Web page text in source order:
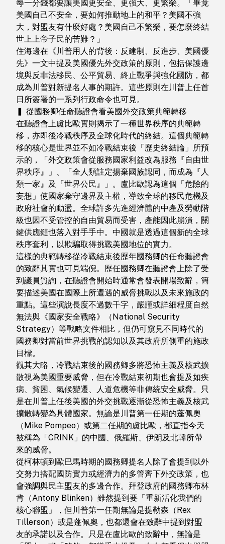
每一分錢都要讓美國更安全、更強大、更繁榮。「畢竟
美國自己不安全，要如何推動地上的和平？美國不強
大，對盟友有什麼好處？美國自己不繁榮，要怎麼終結
世上上帝子民的苦難？」
住海邊在《川普用人的背後：反建制、反進步、美國優
先》一文中提及美國優先外交政策的原則，包括保護邊
境與反非法移民、公平貿易、終止戰爭與強化國防，都
成為川普對新提名人事的期許。這些原則在川普上任首
日所簽署的一系列行政命令也可見。
▍ 從國務卿任命聽證會看美國外交政策典範轉移
在聽證會上盧比歐實則揭示了一種世界秩序的典範轉
移，亦即後冷戰秩序及全球化時代的終結。這個典範轉
移的核心是世界並不如冷戰結束後「歷史終結論」所預
示的，「外交政策會從服務國家利益改為服務『自由世
界秩序』」、「全人類註定揚棄國族認同，而成為『人
類一家』及『世界公民』」。盧比歐認為這個「危險的
妄想」使國家棄守邊界及主權，導致全球的移民危機及
政府社會的動盪。全球許多先進經濟體的中產及勞動階
級也因不受管控的自由貿易而受害，產能因此崩潰，關
鍵供應鏈也落入對手手中。中國就是透過這個新的全球
秩序套利，以欺騙取得挑戰美國地位的實力。
這樣的典範轉移從冷戰結束後歷年國務卿的任命聽證會
的致辭其實也可見端倪。歷任國務卿在聽證會上除了受
到議員質詢，在聽證會開始時通常會發表開場致辭，簡
要描述美國在國際上所遭遇的威脅挑戰以及未來施政的
重點。這些演說長度不過數千字，嚴謹或詳細程度自然
無法與《國家安全戰略》（National Security
Strategy）等戰略文件相比，但仍可窺見不同時代的
國務卿對當前世界挑戰的認知以及其政府所側重的施政
目標。
觀其大略，冷戰結束後的國務卿多將恐怖主義及核武擴
散視為美國重要威脅，但在冷戰結束初期也會提及如疾
病、貧困、氣候變遷、人道危機等非傳統安全威脅。只
是在川普上任後美國的外交挑戰逐漸從恐怖主義及核武
擴散轉變為具體國家。無論是川普第一任期的蓬佩奧
（Mike Pompeo）或第二任期的盧比歐，都直指今天
被稱為「CRINK」的中國、俄羅斯、伊朗及北韓所帶
來的威脅。
從柯林頓到歐巴馬時期的國務卿提名人除了會提到以外
交努力搭配國防實力或經濟力的多管齊下外交政策，也
會強調與民主盟友的多邊合作。拜登政府的國務卿布林
肯（Antony Blinken）雖然提到要「重新活化我們的
核心聯盟」，但川普第一任期無論是提勒森（Rex
Tillerson）或是蓬佩奧，也都還會在致辭中提到對盟
友的承諾以及合作。只是在盧比歐的致辭中，無論是